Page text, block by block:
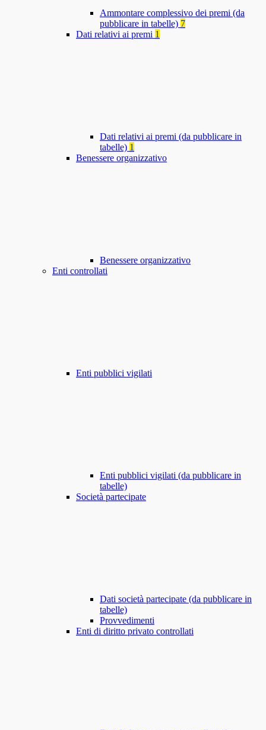
Ammontare complessivo dei premi (da
pubblicare in tabelle) 7
Dati relativi ai premi 1
Dati relativi ai premi (da pubblicare in
tabelle) 1
Benessere organizzativo
Benessere organizzativo
Enti controllati
Enti pubblici vigilati
Enti pubblici vigilati (da pubblicare in
tabelle)
Società partecipate
Dati società partecipate (da pubblicare in
tabelle)
Provvedimenti
Enti di diritto privato controllati